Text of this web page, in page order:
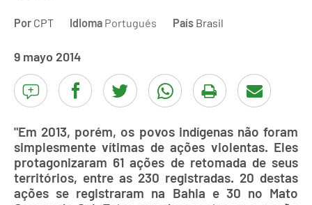
Por CPT Idioma Portugués País Brasil
9 mayo 2014
"Em 2013, porém, os povos indígenas não foram
simplesmente vítimas de ações violentas. Eles
protagonizaram 61 ações de retomada de seus
territórios, entre as 230 registradas. 20 destas
ações se registraram na Bahia e 30 no Mato